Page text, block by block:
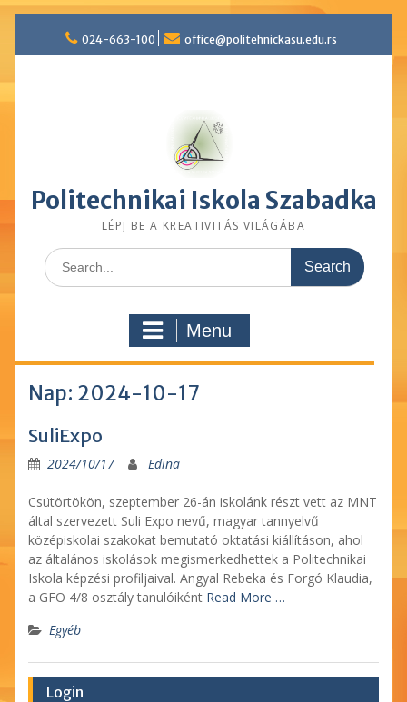
content
024-663-100 office@politehnickasu.edu.rs
Politechnikai Iskola Szabadka
LÉPJ BE A KREATIVITÁS VILÁGÁBA
Search
for:
Menu
Nap: 2024-10-17
SuliExpo
2024/10/17 Edina
Csütörtökön, szeptember 26-án iskolánk részt vett az MNT
által szervezett Suli Expo nevű, magyar tannyelvű
középiskolai szakokat bemutató oktatási kiállításon, ahol
az általános iskolások megismerkedhettek a Politechnikai
Iskola képzési profiljaival. Angyal Rebeka és Forgó Klaudia,
a GFO 4/8 osztály tanulóiként Read More …
Egyéb
Login